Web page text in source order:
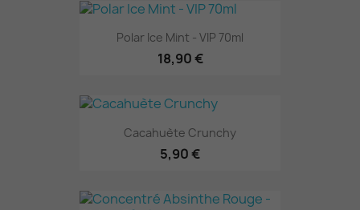
Polar Ice Mint - VIP 70ml
18,90 €
Cacahuète Crunchy
5,90 €